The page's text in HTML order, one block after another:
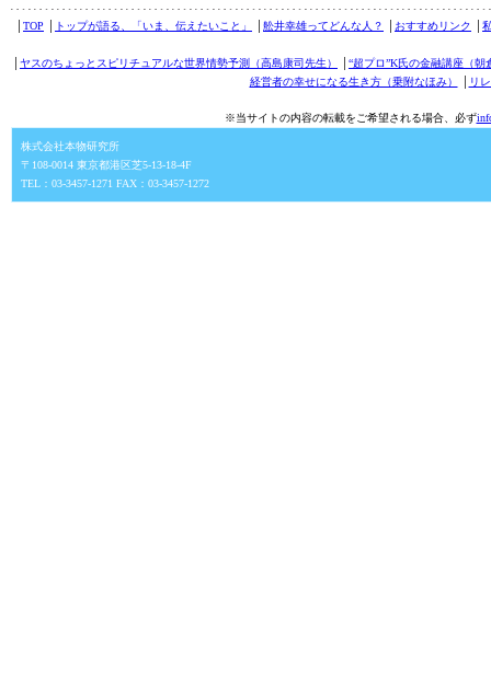
TOP トップが語る、「いま、伝えたいこと」 舩井幸雄ってどんな人？ おすすめリンク
ヤスのちょっとスピリチュアルな世界情勢予測（高島康司先生）
“超プロ”K氏の金融講座（朝
経営者の幸せになる生き方（乗附なほみ）
リ
※当サイトの内容の転載をご希望される場合、必ず
株式会社本物研究所
〒108-0014 東京都港区芝5-13-18-4F
TEL：03-3457-1271 FAX：03-3457-1272